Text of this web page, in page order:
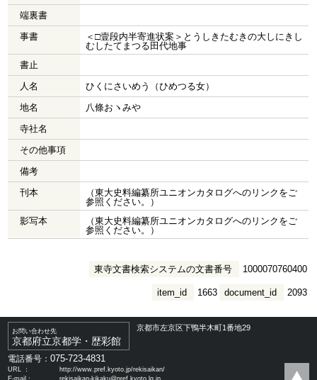
端裏書
事書
＜□壹段内半寄進状案＞とうしきたむきの大しにきし
むしたてまつる田代地事
書止
人名
ひくにさいめう（ひめつる女）
地名
八條おヽみや
寺社名
その他事項
備考
刊本
（東大史料編纂所ユニオンカタログへのリンクをご
参照ください。）
影写本
（東大史料編纂所ユニオンカタログへのリンクをご
参照ください。）
東寺文書検索システムの文書番号 1000070760400
document_id 2093
item_id 1663
お問い合わせ先
京都府立京都学・歴彩館
京都市左京区下鴨半木町1番地29
電話番号：075-723-4831
URL ：
http://www.pref.kyoto.jp/rekisaikan/
E-mail：
rekisaikan-kikaku@pref.kyoto.lg.jp